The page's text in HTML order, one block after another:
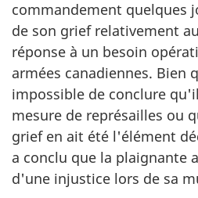
commandement quelques
de son grief relativement au
réponse à un besoin
armées canadiennes. Bien
impossible de conclure
mesure de représailles ou
grief en ait été l'élément
a conclu que la plaignante
d'une injustice lors de sa